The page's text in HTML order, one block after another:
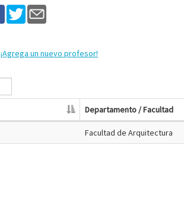
¡Agrega un nuevo profesor!
Departamento / Facultad
Facultad de Arquitectura